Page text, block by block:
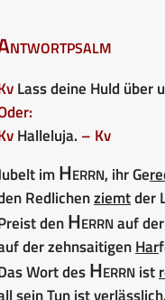
Lass deine Huld über
Halleluja. – Kv
imHerrn, ihr Ge
Redlichenziemtder
denHerrnauf der
der zehnsaitigenHar
Wort desHerrnist